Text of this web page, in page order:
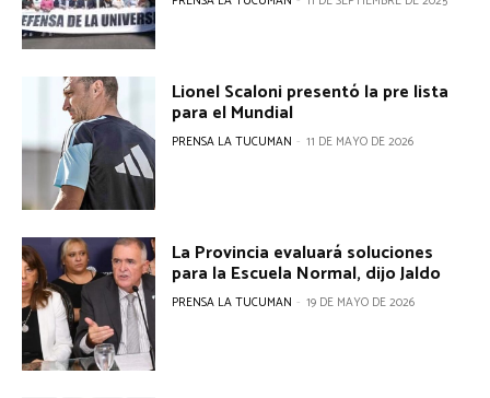
Lionel Scaloni presentó la pre lista
para el Mundial
PRENSA LA TUCUMAN - 11 DE MAYO DE 2026
La Provincia evaluará soluciones
para la Escuela Normal, dijo Jaldo
PRENSA LA TUCUMAN - 19 DE MAYO DE 2026